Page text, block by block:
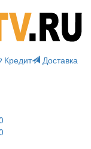
Кредит
Доставка